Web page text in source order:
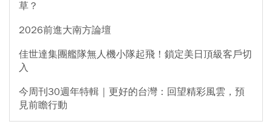
草？
2026前進大南方論壇
佳世達集團艦隊無人機小隊起飛！鎖定美日頂級客戶切
入
今周刊30週年特輯｜更好的台灣：回望精彩風雲，預
見前瞻行動